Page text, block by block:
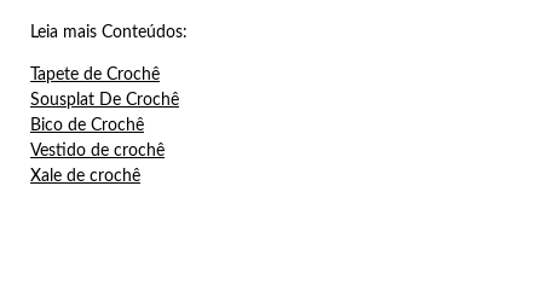
Leia mais Conteúdos:
Tapete de Crochê
Sousplat De Crochê
Bico de Crochê
Vestido de crochê
Xale de crochê